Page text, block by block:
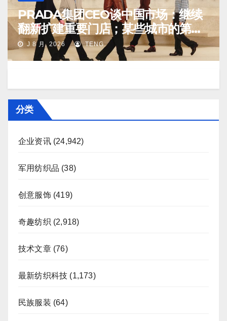
PRADA集团CEO谈中国市场：继续
翻新扩建重要门店；某些城市的第
二、第三店不再有价值
J 8 月, 2026 TENG
分类
企业资讯(24,942)
军用纺织品 (38)
创意服饰(419)
奇趣纺织 (2,918)
技术文章(76)
最新纺织科技 (1,173)
民族服装 (64)